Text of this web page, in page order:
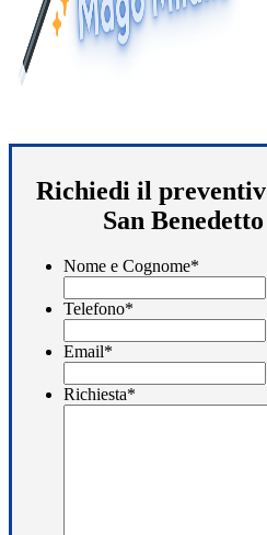
Richiedi il
San
Nome e Cognome*
Telefono*
Email*
Richiesta*